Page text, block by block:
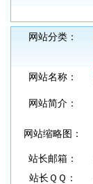
网站分类：
网站名称：
网站简介：
网站缩略图：
站长邮箱：
站长ＱＱ：